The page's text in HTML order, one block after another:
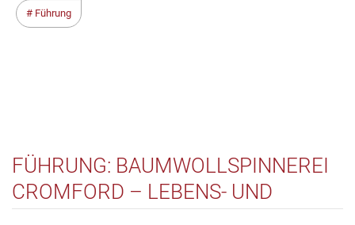
Führung
FÜHRUNG: BAUMWOLLSPINNEREI
CROMFORD – LEBENS- UND